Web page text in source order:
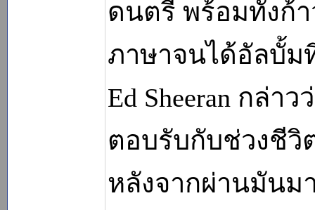
ดนตรี พร้อมทั้งก้
ภาษาจนได้อัลบั้
Ed Sheeran กล่า
ตอบรับกับช่วงชี
หลังจากผ่านมันม